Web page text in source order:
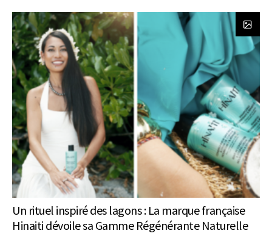
Un rituel inspiré des lagons : La marque française
Hinaiti dévoile sa Gamme Régénérante Naturelle